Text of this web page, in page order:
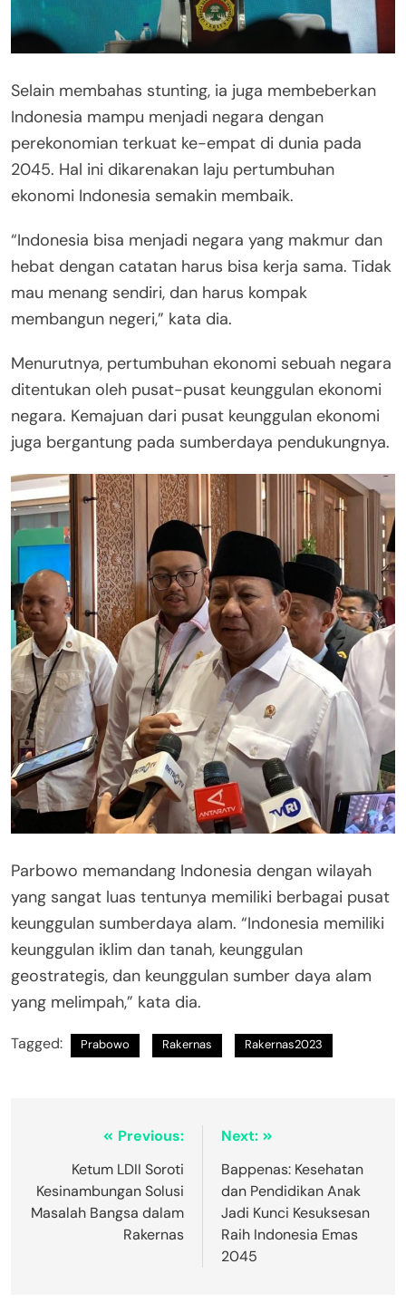
Selain membahas stunting, ia juga membeberkan
Indonesia mampu menjadi negara dengan
perekonomian terkuat ke-empat di dunia pada
2045. Hal ini dikarenakan laju pertumbuhan
ekonomi Indonesia semakin membaik.
“Indonesia bisa menjadi negara yang makmur dan
hebat dengan catatan harus bisa kerja sama. Tidak
mau menang sendiri, dan harus kompak
membangun negeri,” kata dia.
Menurutnya, pertumbuhan ekonomi sebuah negara
ditentukan oleh pusat-pusat keunggulan ekonomi
negara. Kemajuan dari pusat keunggulan ekonomi
juga bergantung pada sumberdaya pendukungnya.
Parbowo memandang Indonesia dengan wilayah
yang sangat luas tentunya memiliki berbagai pusat
keunggulan sumberdaya alam. “Indonesia memiliki
keunggulan iklim dan tanah, keunggulan
geostrategis, dan keunggulan sumber daya alam
yang melimpah,” kata dia.
Tagged: Prabowo Rakernas Rakernas2023
Previous:
Ketum LDII Soroti
Kesinambungan Solusi
Masalah Bangsa dalam
Rakernas
Next:
Bappenas: Kesehatan
dan Pendidikan Anak
Jadi Kunci Kesuksesan
Raih Indonesia Emas
2045